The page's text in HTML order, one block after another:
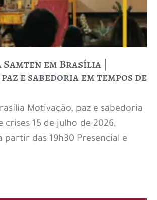
Samten em Brasília |
e sabedoria em tempos de
Motivação, paz e sabedoria
crises 15 de julho de 2026,
partir das 19h30 Presencial e